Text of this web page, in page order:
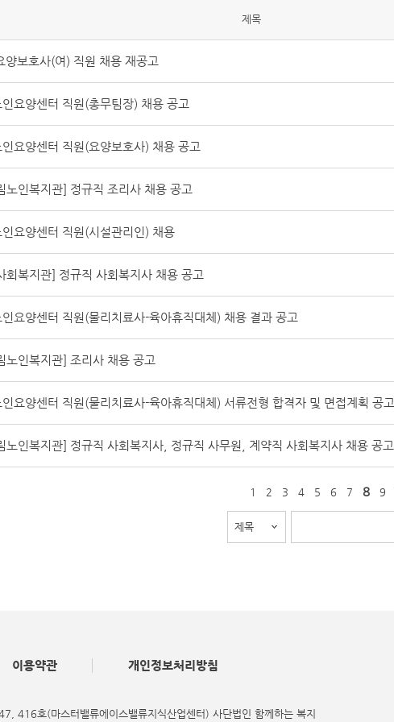
제목
양보호사(여) 직원 채용 재공고
요양센터 직원(총무팀장) 채용 공고
요양센터 직원(요양보호사) 채용 공고
노인복지관] 정규직 조리사 채용 공고
요양센터 직원(시설관리인) 채용
회복지관] 정규직 사회복지사 채용 공고
요양센터 직원(물리치료사-육아휴직대체) 채용 결과 공고
노인복지관] 조리사 채용 공고
요양센터 직원(물리치료사-육아휴직대체) 서류전형 합격자 및 면접계획 공고
노인복지관] 정규직 사회복지사, 정규직 사무원, 계약직 사회복지사 채용 공고
1 2 3 4 5 6 7 8 9
이용약관 개인정보처리방침
416호(마스터밸류에이스밸류지식산업센터) 사단법인 함께하는 복지